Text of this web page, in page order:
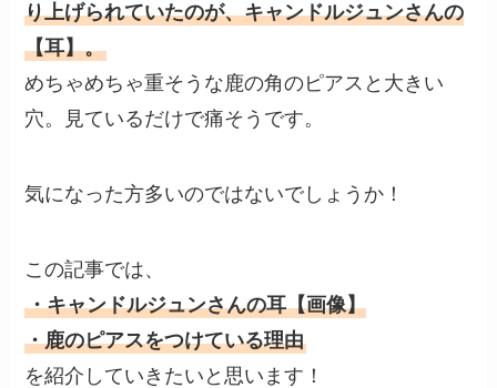
り上げられていたのが、キャンドルジュンさんの
【耳】。
めちゃめちゃ重そうな鹿の角のピアスと大きい
穴。見ているだけで痛そうです。
気になった方多いのではないでしょうか！
この記事では、
・キャンドルジュンさんの耳【画像】
・鹿のピアスをつけている理由
を紹介していきたいと思います！